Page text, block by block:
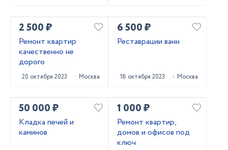
2 500 ₽
Ремонт квартир
качественно не
дорого
20 октября 2023 Москва
6 500 ₽
Реставрации ванн
18 октября 2023 Москва
50 000 ₽
Кладка печей и
каминов
1 000 ₽
Ремонт квартир,
домов и офисов под
ключ